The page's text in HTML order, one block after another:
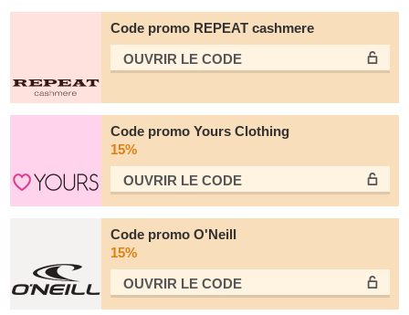
Code promo REPEAT cashmere
OUVRIR LE СODE
Code promo Yours Clothing
15%
OUVRIR LE СODE
Code promo O'Neill
15%
OUVRIR LE СODE